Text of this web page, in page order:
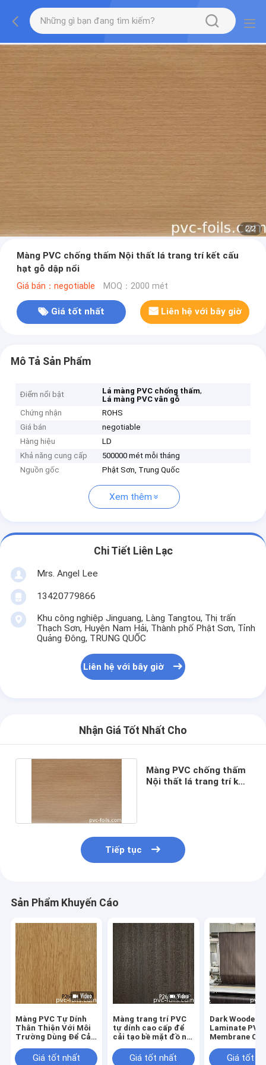
2/2
Màng PVC chống thấm Nội thất lá trang trí kết cấu
hạt gỗ dập nổi
Giá bán：negotiable MOQ：2000 mét
Giá tốt nhất Liên hệ với bây giờ
Mô Tả Sản Phẩm
Điểm nổi bật Lá màng PVC chống thấm,
Lá màng PVC vân gỗ
Chứng nhận
ROHS
Giá bán
negotiable
Hàng hiệu
LD
Khả năng cung cấp
500000 mét mỗi tháng
Nguồn gốc
Phật Sơn, Trung Quốc
Xem thêm
Chi Tiết Liên Lạc
Mrs. Angel Lee
13420779866
Khu công nghiệp Jinguang, Làng Tangtou, Thị trấn
Thạch Sơn, Huyện Nam Hải, Thành phố Phật Sơn, Tỉnh
Quảng Đông, TRUNG QUỐC
Liên hệ với bây giờ
Nhận Giá Tốt Nhất Cho
Màng PVC chống thấm
Nội thất lá trang trí kết
Tiếp tục
Sản Phẩm Khuyến Cáo
Màng PVC Tự Dính
Thân Thiện Với Môi
Trường Dùng Để Cải
Thất Hiện Đại
Giá tốt nhất
Màng trang trí PVC
tự dính cao cấp để
cải tạo bề mặt đồ nội
Giá tốt nhất
Dark Wooden
Laminate PVC
Membrane
Vacuum Press
Giá tốt